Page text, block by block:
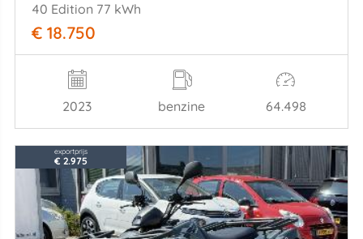
40 Edition 77 kWh
€ 18.750
2023 benzine 64.498
exportprijs
€ 2.975